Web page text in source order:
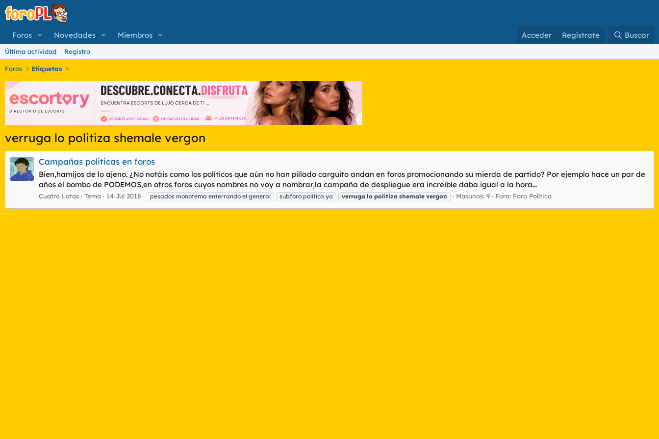
Foros Novedades Miembros Acceder Regístrate Buscar
Última actividad Registro
Foros Etiquetas
verruga lo politiza shemale vergon
Campañas politicas en foros
Bien,hamijos de lo ajeno. ¿No notáis como los políticos que aún no han pillado carguito andan en foros promocionando su mierda de partido? Por ejemplo hace un par de
años el bombo de PODEMOS,en otros foros cuyos nombres no voy a nombrar,la campaña de despliegue era increible daba igual a la hora...
Cuatro Latas Tema 14 Jul 2018 pesados monotema enterrando el general subforo política ya verruga lo politiza shemale vergon Masunos: 9 Foro: Foro Política